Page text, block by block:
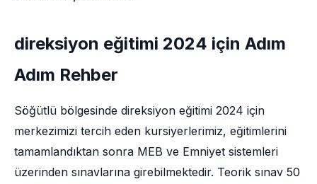
direksiyon eğitimi 2024 için Adım
Adım Rehber
Söğütlü bölgesinde direksiyon eğitimi 2024 için
merkezimizi tercih eden kursiyerlerimiz, eğitimlerini
tamamlandıktan sonra MEB ve Emniyet sistemleri
üzerinden sınavlarına girebilmektedir. Teorik sınav 50